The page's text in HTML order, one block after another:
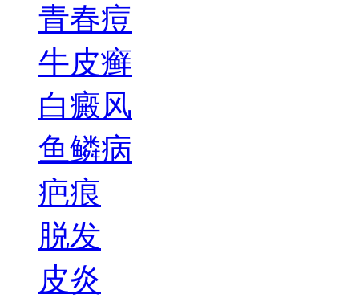
青春痘
牛皮癣
白癜风
鱼鳞病
疤痕
脱发
皮炎